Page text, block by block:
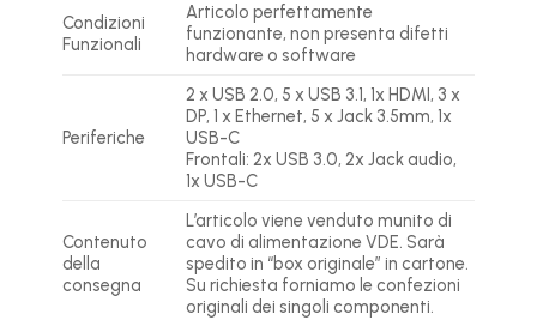
Condizioni
Funzionali
Articolo perfettamente
funzionante, non presenta difetti
hardware o software
Periferiche
2 x USB 2.0, 5 x USB 3.1, 1x HDMI, 3 x
DP, 1 x Ethernet, 5 x Jack 3.5mm, 1x
USB-C
Frontali: 2x USB 3.0, 2x Jack audio,
1x USB-C
Contenuto
della
consegna
L’articolo viene venduto munito di
cavo di alimentazione VDE. Sarà
spedito in “box originale” in cartone.
Su richiesta forniamo le confezioni
originali dei singoli componenti.